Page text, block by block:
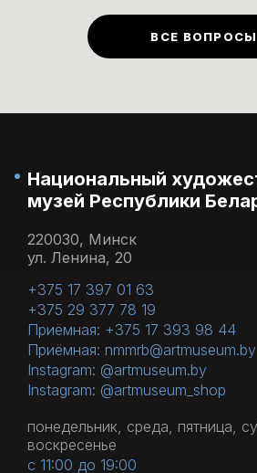
билеты) предусмотрены в
понедельник каждого
ВСЕ ВОПРОСЫ
Национальный
музей Республики
220030, Минск
ул. Ленина, 20
+375 17 397 01 63
+375 29 377 78 19
Приёмная: +375 17 393 98 44
Приёмная: nmmrb@artmuseum.by
Instagram: @artmuseum.by
Instagram: @artmuseum_shop
понедельник, среда, пятница,
воскресенье
с 11:00 до 19:00